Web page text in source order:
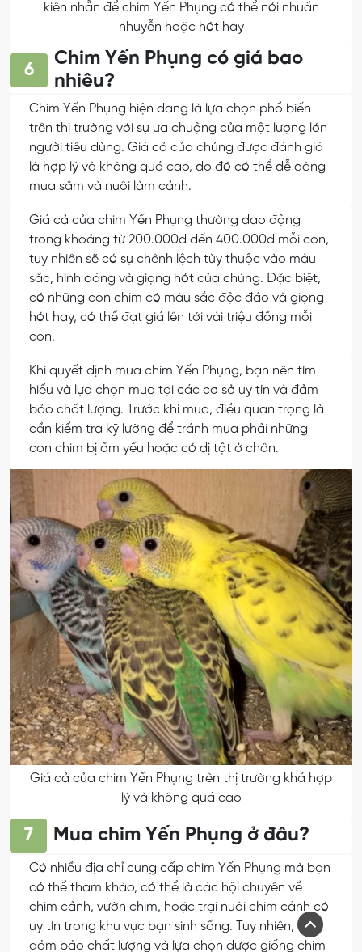
kiên nhẫn để chim Yến Phụng có thể nói nhuần
nhuyễn hoặc hót hay
6
Chim Yến Phụng có giá bao
nhiêu?
Chim Yến Phụng hiện đang là lựa chọn phổ biến
trên thị trường với sự ưa chuộng của một lượng lớn
người tiêu dùng. Giá cả của chúng được đánh giá
là hợp lý và không quá cao, do đó có thể dễ dàng
mua sắm và nuôi làm cảnh.
Giá cả của chim Yến Phụng thường dao động
trong khoảng từ 200.000đ đến 400.000đ mỗi con,
tuy nhiên sẽ có sự chênh lệch tùy thuộc vào màu
sắc, hình dáng và giọng hót của chúng. Đặc biệt,
có những con chim có màu sắc độc đáo và giọng
hót hay, có thể đạt giá lên tới vài triệu đồng mỗi
con.
Khi quyết định mua chim Yến Phụng, bạn nên tìm
hiểu và lựa chọn mua tại các cơ sở uy tín và đảm
bảo chất lượng. Trước khi mua, điều quan trọng là
cần kiểm tra kỹ lưỡng để tránh mua phải những
con chim bị ốm yếu hoặc có dị tật ở chân.
Giá cả của chim Yến Phụng trên thị trường khá hợp
lý và không quá cao
7 Mua chim Yến Phụng ở đâu?
Có nhiều địa chỉ cung cấp chim Yến Phụng mà bạn
có thể tham khảo, có thể là các hội chuyên về
chim cảnh, vườn chim, hoặc trại nuôi chim cảnh có
uy tín trong khu vực bạn sinh sống. Tuy nhiên, để
đảm bảo chất lượng và lựa chọn được giống chim